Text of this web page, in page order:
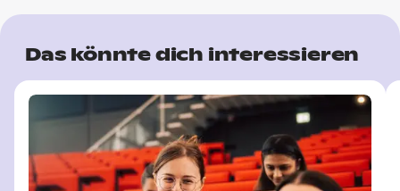
Das könnte dich interessieren